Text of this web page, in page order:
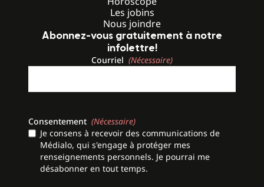
Les jobins
Nous joindre
Abonnez-vous gratuitement à notre
infolettre!
Courriel (Nécessaire)
Consentement (Nécessaire)
Je consens à recevoir des communications de
Médialo, qui s'engage à protéger mes
renseignements personnels. Je pourrai me
désabonner en tout temps.